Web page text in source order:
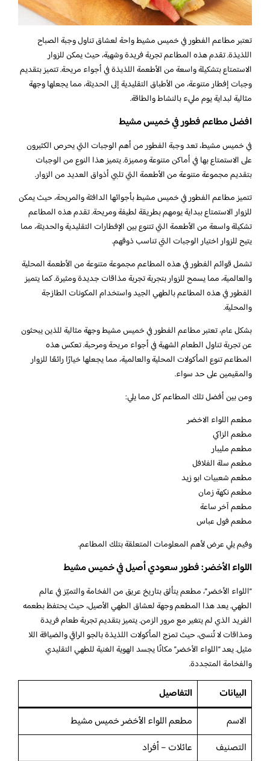
تعتبر مطاعم الفطور في خميس مشيط واحة لعشاق تناول وجبة الصباح
اللذيذة. تقدم هذه المطاعم تجربة فريدة وشهية، حيث يمكن للزوار
الاستمتاع بتشكيلة واسعة من الأطعمة اللذيذة في أجواء مريحة. تتميز بتقديم
وجبات إفطار متنوعة، من الأطباق التقليدية إلى الحديثة، مما يجعلها وجهة
مثالية لبداية يوم مليء بالنشاط والطاقة.
افضل مطاعم فطور في خميس مشيط
في خميس مشيط، تعد وجبة الفطور من أهم الوجبات التي يحرص الكثيرون
على الاستمتاع بها في أماكن متنوعة ومميزة. يتميز هذا النوع من الوجبات
بتقديم مجموعة متنوعة من الأطعمة التي تلبي أذواق العديد من الزوار.
تتميز مطاعم الفطور في خميس مشيط بأجوائها الدافئة والمريحة، حيث يمكن
للزوار الاستمتاع ببداية يومهم بطريقة لطيفة ومريحة. تقدم هذه المطاعم
تشكيلة واسعة من الأطعمة التي تتنوع بين الإفطارات التقليدية والحديثة، مما
يتيح للزوار اختيار الوجبات التي تناسب ذوقهم.
تشمل قوائم الفطور في هذه المطاعم مجموعة متنوعة من الأطعمة المحلية
والعالمية، مما يسمح للزوار بتجربة تجربة مذاقات جديدة ومثيرة. كما يتميز
الفطور في هذه المطاعم بالطهي الجيد واستخدام المكونات الطازجة
والمحلية.
بشكل عام، تعتبر مطاعم الفطور في خميس مشيط وجهة مثالية للذين يبحثون
عن تجربة تناول الطعام الشهية في أجواء مريحة ومرحبة. تعكس هذه
المطاعم تنوع المأكولات المحلية والعالمية، مما يجعلها خيارًا رائعًا للزوار
والمقيمين على حد سواء.
ومن بين أفضل تلك المطاعم كل مما يلي:
مطعم اللواء الاخضر
مطعم الزاكي
مطعم مليبار
مطعم سلة الفلافل
مطعم شعبيات ابو زيد
مطعم نكهة زمان
مطعم آخر ساعة
مطعم فول عباس
وفيم يلي عرض لأهم المعلومات المتعلقة بتلك المطاعم.
اللواء الأخضر: فطور سعودي أصيل في خميس مشيط
“اللواء الأخضر”، مطعم يتألق بتاريخ عريق من الفخامة والتميّز في عالم
الطهي. يعد هذا المطعم وجهة لعشاق الطهي الأصيل، حيث يحتفظ بطعمه
الفريد الذي لم يتغير مع مرور الزمن. يتميز بتقديم تجربة طعام فريدة
ومذاقات لا تُنسى، حيث تمزج المأكولات اللذيذة بالجو الراقي والضيافة اللا
مثيل. يعد “اللواء الأخضر” مكانًا يجسد الهوية الغنية للطهي التقليدي
والفخامة المتجددة.
البيانات
التفاصيل
الاسم
مطعم اللواء الأخضر خميس مشيط
التصنيف
عائلات – أفراد